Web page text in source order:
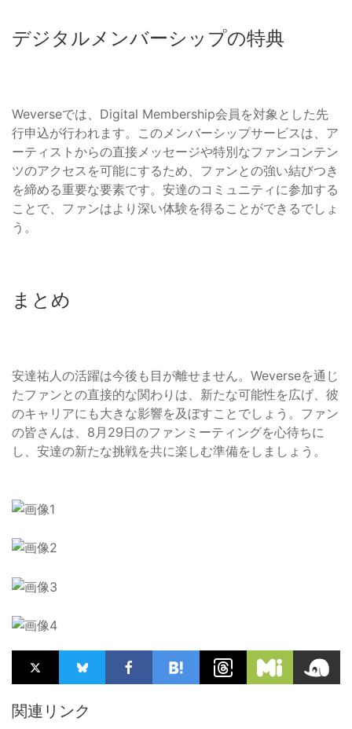
デジタルメンバーシップの特典
Weverseでは、Digital Membership会員を対象とした先
行申込が行われます。このメンバーシップサービスは、ア
ーティストからの直接メッセージや特別なファンコンテン
ツのアクセスを可能にするため、ファンとの強い結びつき
を締める重要な要素です。安達のコミュニティに参加する
ことで、ファンはより深い体験を得ることができるでしょ
う。
まとめ
安達祐人の活躍は今後も目が離せません。Weverseを通じ
たファンとの直接的な関わりは、新たな可能性を広げ、彼
のキャリアにも大きな影響を及ぼすことでしょう。ファン
の皆さんは、8月29日のファンミーティングを心待ちに
し、安達の新たな挑戦を共に楽しむ準備をしましょう。
関連リンク